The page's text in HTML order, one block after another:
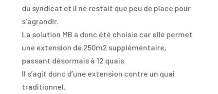
du syndicat et il ne restait que peu de place pour
s’agrandir.
La solution MB a donc été choisie car elle permet
une extension de 250m2 supplémentaire,
passant désormais à 12 quais.
Il s’agit donc d’une extension contre un quai
traditionnel.